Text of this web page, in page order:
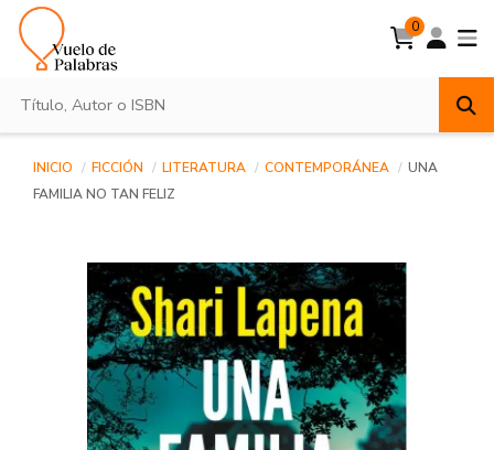
0
INICIO FICCIÓN LITERATURA CONTEMPORÁNEA
UNA
FAMILIA NO TAN FELIZ